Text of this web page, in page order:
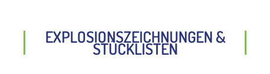
EXPLOSIONSZEICHNUNGEN &
STÜCKLISTEN